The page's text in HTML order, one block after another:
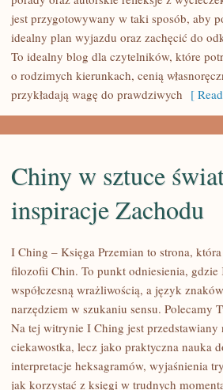
ZRÓWNOWAŻONE
PODRÓŻOWANIE
jest przygotowywany w taki sposób, aby
idealny plan wyjazdu oraz zachęcić do
To idealny blog dla czytelników, które
o rodzimych kierunkach, cenią
przykładają wagę do prawdziwych [
Chiny w sztuce
inspiracje Zachodu
I Ching – Księga Przemian to strona,
filozofii Chin. To punkt odniesienia, gdzie
współczesną wrażliwością, a język
narzędziem w szukaniu sensu. Polecamy
Na tej witrynie I Ching jest przedstawiany
ciekawostka, lecz jako praktyczna nauka
interpretacje heksagramów, wyjaśnienia
jak korzystać z księgi w trudnych